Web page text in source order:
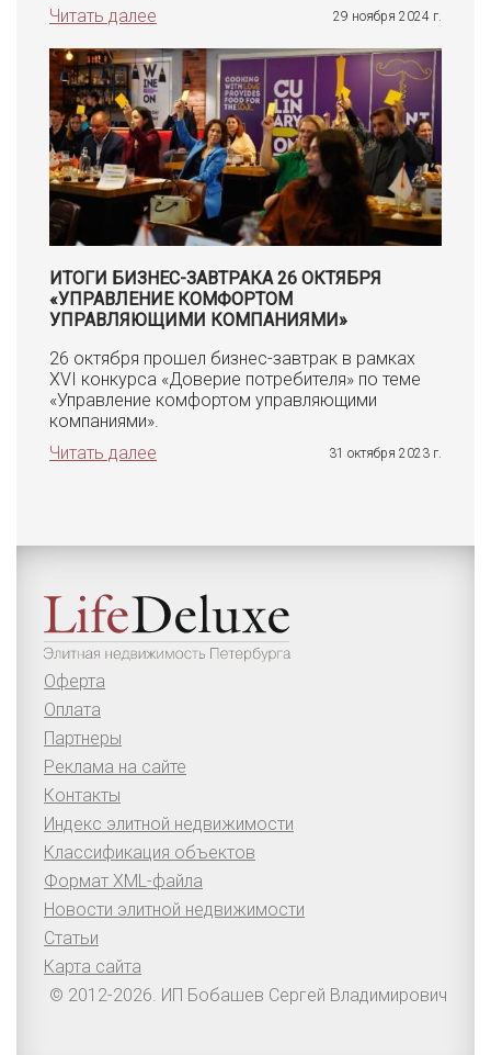
Читать далее
29 ноября 2024 г.
ИТОГИ БИЗНЕС-ЗАВТРАКА 26 ОКТЯБРЯ
«УПРАВЛЕНИЕ КОМФОРТОМ
УПРАВЛЯЮЩИМИ КОМПАНИЯМИ»
26 октября прошел бизнес-завтрак в рамках
XVI конкурса «Доверие потребителя» по теме
«Управление комфортом управляющими
компаниями».
Читать далее
31 октября 2023 г.
Оферта
Оплата
Партнеры
Реклама на сайте
Контакты
Индекс элитной недвижимости
Классификация объектов
Формат XML-файла
Новости элитной недвижимости
Статьи
Карта сайта
© 2012-2026. ИП Бобашев Сергей Владимирович